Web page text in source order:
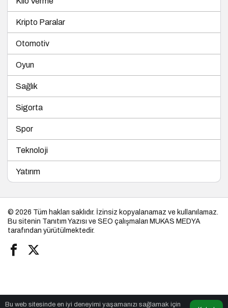
Kripto Paralar
Otomotiv
Oyun
Sağlık
Sigorta
Spor
Teknoloji
Yatırım
Bu web sitesinde en iyi deneyimi yaşamanızı sağlamak için
© 2026 Tüm hakları saklıdır. İzinsiz kopyalanamaz ve kullanılamaz.
Bu sitenin Tanıtım Yazısı ve SEO çalışmaları MUKAS MEDYA
tarafından yürütülmektedir.